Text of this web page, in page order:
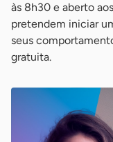
às 8h30 e aberto
pretendem iniciar
seus
gratuita.